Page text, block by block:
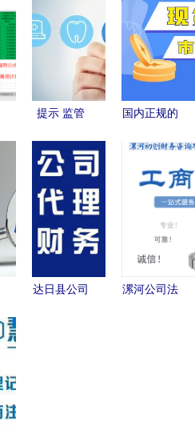
提示 监管
疗险或将改
动？理性看
待停售风波
国内正规的
2021更新
版
达日县公司
漯河公司法